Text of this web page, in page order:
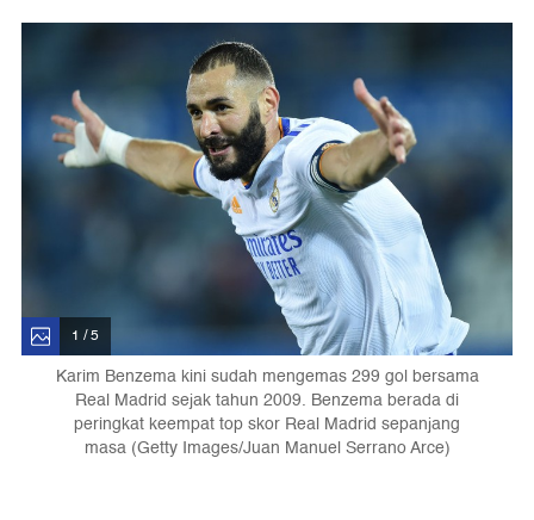
1 / 5
Karim Benzema kini sudah mengemas 299 gol bersama
Real Madrid sejak tahun 2009. Benzema berada di
peringkat keempat top skor Real Madrid sepanjang
masa (Getty Images/Juan Manuel Serrano Arce)